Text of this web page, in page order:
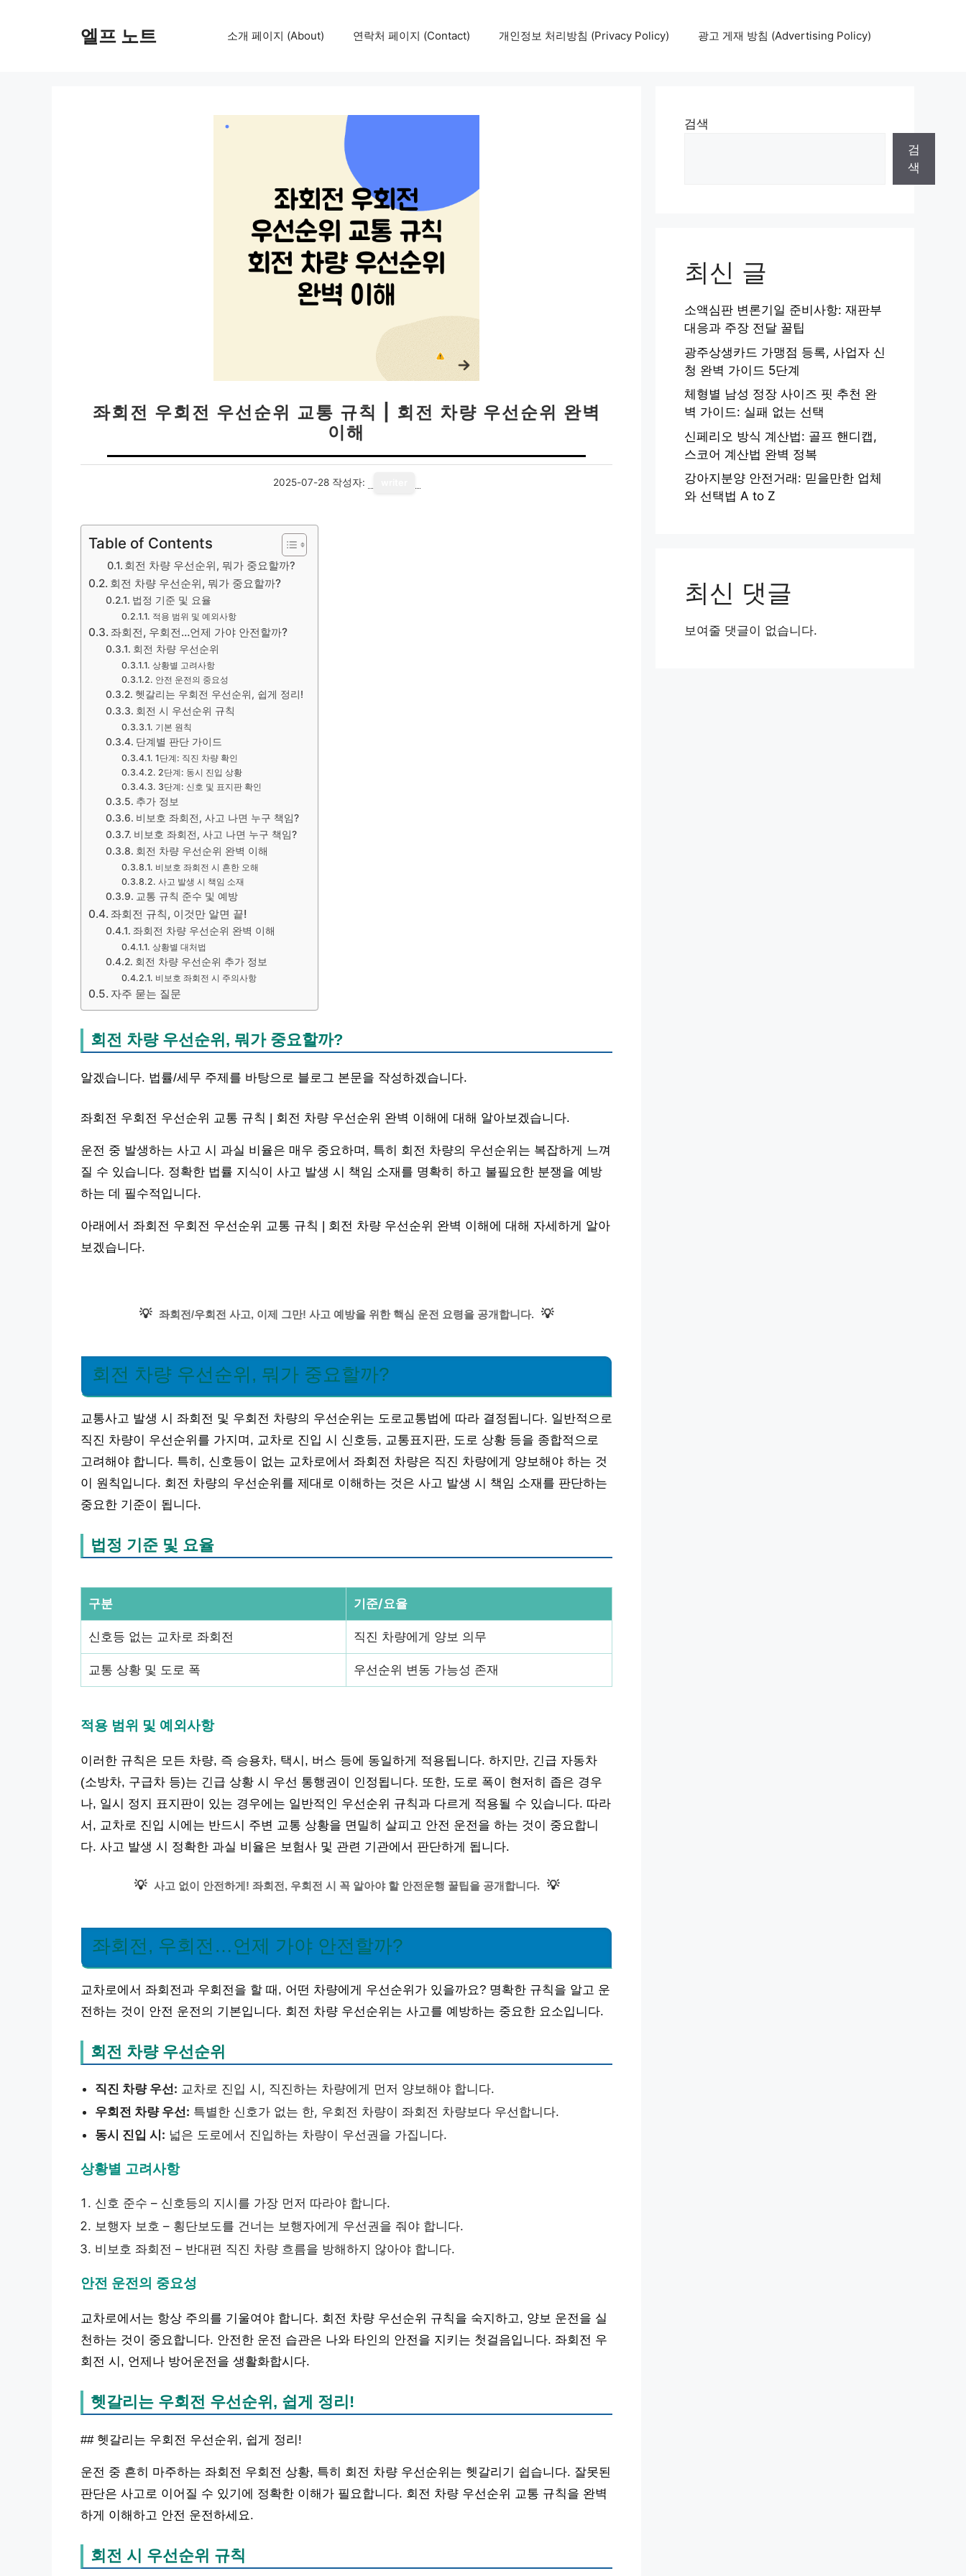
엘프 노트 소개 페이지 (About) 연락처 페이지 (Contact) 개인정보 처리방침 (Privacy Policy) 광고 게재 방침 (Advertising Policy)
좌회전 우회전 우선순위 교통 규칙 | 회전 차량 우선순위 완벽
이해
2025-07-28 작성자:
Table of Contents
회전 차량 우선순위, 뭐가 중요할까?
회전 차량 우선순위, 뭐가 중요할까?
법정 기준 및 요율
적용 범위 및 예외사항
좌회전, 우회전…언제 가야 안전할까?
회전 차량 우선순위
상황별 고려사항
안전 운전의 중요성
헷갈리는 우회전 우선순위, 쉽게 정리!
회전 시 우선순위 규칙
기본 원칙
단계별 판단 가이드
1단계: 직진 차량 확인
2단계: 동시 진입 상황
3단계: 신호 및 표지판 확인
추가 정보
비보호 좌회전, 사고 나면 누구 책임?
비보호 좌회전, 사고 나면 누구 책임?
회전 차량 우선순위 완벽 이해
비보호 좌회전 시 흔한 오해
사고 발생 시 책임 소재
교통 규칙 준수 및 예방
좌회전 규칙, 이것만 알면 끝!
좌회전 차량 우선순위 완벽 이해
상황별 대처법
회전 차량 우선순위 추가 정보
비보호 좌회전 시 주의사항
자주 묻는 질문
회전 차량 우선순위, 뭐가 중요할까?
알겠습니다. 법률/세무 주제를 바탕으로 블로그 본문을 작성하겠습니다.
좌회전 우회전 우선순위 교통 규칙 | 회전 차량 우선순위 완벽 이해에 대해 알아보겠습니다.
운전 중 발생하는 사고 시 과실 비율은 매우 중요하며, 특히 회전 차량의 우선순위는 복잡하게 느껴
질 수 있습니다. 정확한 법률 지식이 사고 발생 시 책임 소재를 명확히 하고 불필요한 분쟁을 예방
하는 데 필수적입니다.
아래에서 좌회전 우회전 우선순위 교통 규칙 | 회전 차량 우선순위 완벽 이해에 대해 자세하게 알아
보겠습니다.
💡 좌회전/우회전 사고, 이제 그만! 사고 예방을 위한 핵심 운전 요령을 공개합니다. 💡
회전 차량 우선순위, 뭐가 중요할까?
교통사고 발생 시 좌회전 및 우회전 차량의 우선순위는 도로교통법에 따라 결정됩니다. 일반적으로
직진 차량이 우선순위를 가지며, 교차로 진입 시 신호등, 교통표지판, 도로 상황 등을 종합적으로
고려해야 합니다. 특히, 신호등이 없는 교차로에서 좌회전 차량은 직진 차량에게 양보해야 하는 것
이 원칙입니다. 회전 차량의 우선순위를 제대로 이해하는 것은 사고 발생 시 책임 소재를 판단하는
중요한 기준이 됩니다.
법정 기준 및 요율
구분 기준/요율
신호등 없는 교차로 좌회전 직진 차량에게 양보 의무
교통 상황 및 도로 폭 우선순위 변동 가능성 존재
적용 범위 및 예외사항
이러한 규칙은 모든 차량, 즉 승용차, 택시, 버스 등에 동일하게 적용됩니다. 하지만, 긴급 자동차
(소방차, 구급차 등)는 긴급 상황 시 우선 통행권이 인정됩니다. 또한, 도로 폭이 현저히 좁은 경우
나, 일시 정지 표지판이 있는 경우에는 일반적인 우선순위 규칙과 다르게 적용될 수 있습니다. 따라
서, 교차로 진입 시에는 반드시 주변 교통 상황을 면밀히 살피고 안전 운전을 하는 것이 중요합니
다. 사고 발생 시 정확한 과실 비율은 보험사 및 관련 기관에서 판단하게 됩니다.
💡 사고 없이 안전하게! 좌회전, 우회전 시 꼭 알아야 할 안전운행 꿀팁을 공개합니다. 💡
좌회전, 우회전…언제 가야 안전할까?
교차로에서 좌회전과 우회전을 할 때, 어떤 차량에게 우선순위가 있을까요? 명확한 규칙을 알고 운
전하는 것이 안전 운전의 기본입니다. 회전 차량 우선순위는 사고를 예방하는 중요한 요소입니다.
회전 차량 우선순위
직진 차량 우선: 교차로 진입 시, 직진하는 차량에게 먼저 양보해야 합니다.
우회전 차량 우선: 특별한 신호가 없는 한, 우회전 차량이 좌회전 차량보다 우선합니다.
동시 진입 시: 넓은 도로에서 진입하는 차량이 우선권을 가집니다.
상황별 고려사항
신호 준수 – 신호등의 지시를 가장 먼저 따라야 합니다.
보행자 보호 – 횡단보도를 건너는 보행자에게 우선권을 줘야 합니다.
비보호 좌회전 – 반대편 직진 차량 흐름을 방해하지 않아야 합니다.
안전 운전의 중요성
교차로에서는 항상 주의를 기울여야 합니다. 회전 차량 우선순위 규칙을 숙지하고, 양보 운전을 실
천하는 것이 중요합니다. 안전한 운전 습관은 나와 타인의 안전을 지키는 첫걸음입니다. 좌회전 우
회전 시, 언제나 방어운전을 생활화합시다.
헷갈리는 우회전 우선순위, 쉽게 정리!
## 헷갈리는 우회전 우선순위, 쉽게 정리!
운전 중 흔히 마주하는 좌회전 우회전 상황, 특히 회전 차량 우선순위는 헷갈리기 쉽습니다. 잘못된
판단은 사고로 이어질 수 있기에 정확한 이해가 필요합니다. 회전 차량 우선순위 교통 규칙을 완벽
하게 이해하고 안전 운전하세요.
회전 시 우선순위 규칙
검색
검
색
최신 글
소액심판 변론기일 준비사항: 재판부
대응과 주장 전달 꿀팁
광주상생카드 가맹점 등록, 사업자 신
청 완벽 가이드 5단계
체형별 남성 정장 사이즈 핏 추천 완
벽 가이드: 실패 없는 선택
신페리오 방식 계산법: 골프 핸디캡,
스코어 계산법 완벽 정복
강아지분양 안전거래: 믿을만한 업체
와 선택법 A to Z
최신 댓글
보여줄 댓글이 없습니다.